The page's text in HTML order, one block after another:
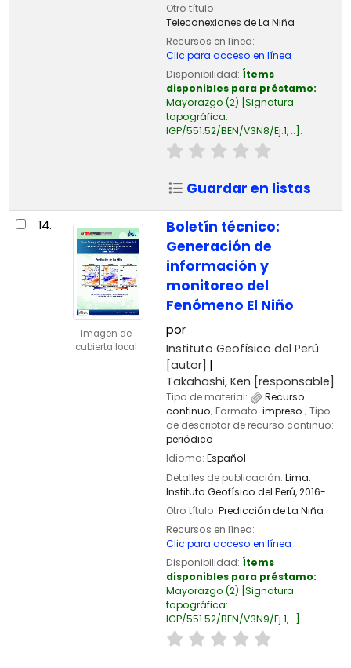
Otro título:
Teleconexiones de La Niña
Recursos en línea:
Clic para acceso en línea
Disponibilidad: Ítems
disponibles para préstamo:
Mayorazgo (2) Signatura
topográfica:
IGP/551.52/BEN/V3N8/Ej.1, .. .
Guardar en listas
14.
Imagen de
cubierta local
Boletín técnico:
Generación de
información y
monitoreo del
Fenómeno El Niño
por
Instituto Geofísico del Perú
[autor]
Takahashi, Ken [responsable]
Tipo de material:
Recurso
continuo; Formato: impreso ; Tipo
de descriptor de recurso continuo:
periódico
Idioma: Español
Detalles de publicación: Lima:
Instituto Geofísico del Perú,2016-
Otro título: Predicción de La Niña
Recursos en línea:
Clic para acceso en línea
Disponibilidad: Ítems
disponibles para préstamo:
Mayorazgo (2) Signatura
topográfica:
IGP/551.52/BEN/V3N9/Ej.1, .. .